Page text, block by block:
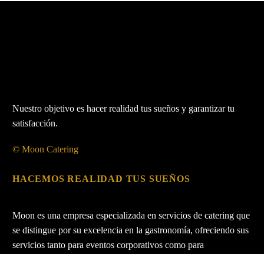
Nuestro objetivo es hacer realidad tus sueños y garantizar tu
satisfacción.
© Moon Catering
HACEMOS REALIDAD TUS SUEÑOS
Moon es una empresa especializada en servicios de catering que
se distingue por su excelencia en la gastronomía, ofreciendo sus
servicios tanto para eventos corporativos como para